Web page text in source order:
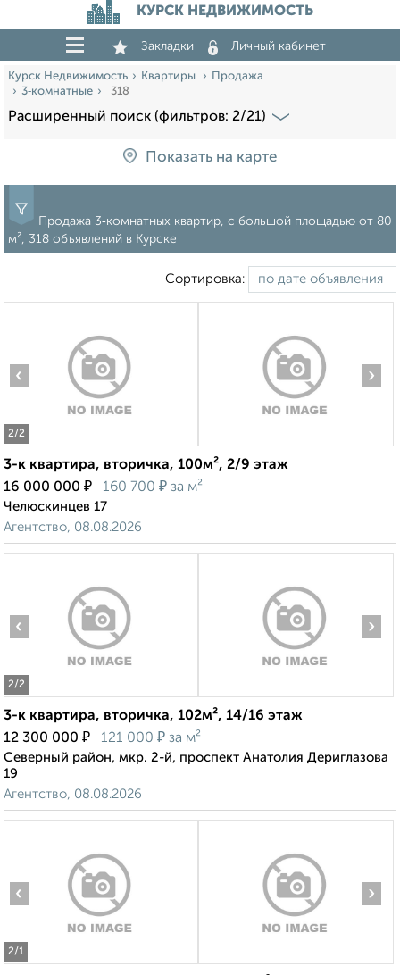
КУРСК НЕДВИЖИМОСТЬ
Закладки Личный кабинет
Курск Недвижимость Квартиры
Продажа
3‑комнатные
318
Расширенный поиск (фильтров: 2/21)
Показать на карте
Продажа 3‑комнатных квартир, c большой площадью от 80
м², 318 объявлений в Курске
Сортировка:
2/2
‹ ›
3-к квартира, вторичка, 100м², 2/9 этаж
16 000 000 ₽ 160 700 ₽ за м²
Челюскинцев 17
Агентство, 08.08.2026
2/2
‹ ›
3-к квартира, вторичка, 102м², 14/16 этаж
12 300 000 ₽ 121 000 ₽ за м²
Северный район, мкр. 2-й, проспект Анатолия Дериглазова
19
Агентство, 08.08.2026
2/1
‹ ›